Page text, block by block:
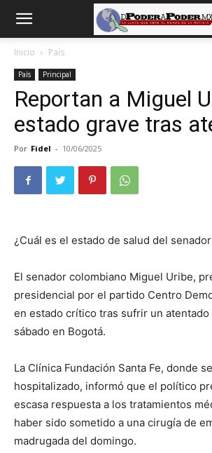
poder
Poder
Inicio País
País Principal
Reportan a Miguel
estado grave tras
Por Fidel - 10/06/2025
¿Cuál es el estado de salud del
El senador colombiano Miguel Uribe,
presidencial por el partido Centro
en estado crítico tras sufrir un atentado
sábado en Bogotá.
La Clínica Fundación Santa Fe, donde
hospitalizado, informó que el político
escasa respuesta a los tratamientos
haber sido sometido a una cirugía de
madrugada del domingo.